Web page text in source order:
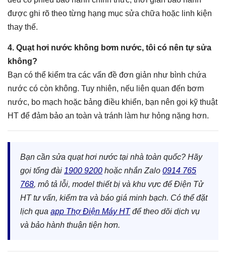
được ghi rõ theo từng hạng mục sửa chữa hoặc linh kiện
thay thế.
4. Quạt hơi nước không bơm nước, tôi có nên tự sửa
không?
Bạn có thể kiểm tra các vấn đề đơn giản như bình chứa
nước có còn không. Tuy nhiên, nếu liên quan đến bơm
nước, bo mạch hoặc bảng điều khiển, bạn nên gọi kỹ thuật
HT để đảm bảo an toàn và tránh làm hư hỏng nặng hơn.
Bạn cần sửa quạt hơi nước tại nhà toàn quốc? Hãy
gọi tổng đài 1900 9200 hoặc nhắn Zalo 0914 765
768, mô tả lỗi, model thiết bị và khu vực để Điện Tử
HT tư vấn, kiểm tra và báo giá minh bạch. Có thể đặt
lịch qua app Thợ Điện Máy HTđể theo dõi dịch vụ
và bảo hành thuận tiện hơn.